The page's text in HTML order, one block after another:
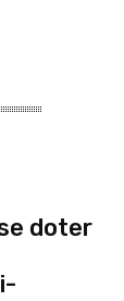
doter